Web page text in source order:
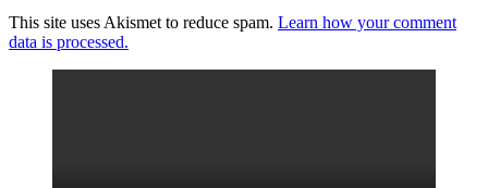
This site uses Akismet to reduce spam. Learn how your comment
data is processed.